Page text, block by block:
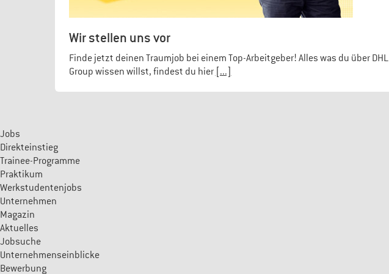
Wir stellen uns vor
Finde jetzt deinen Traumjob bei einem Top-Arbeitgeber! Alles was du über DHL
Group wissen willst, findest du hier [...]
Jobs
Direkteinstieg
Trainee-Programme
Praktikum
Werkstudentenjobs
Unternehmen
Magazin
Aktuelles
Jobsuche
Unternehmenseinblicke
Bewerbung